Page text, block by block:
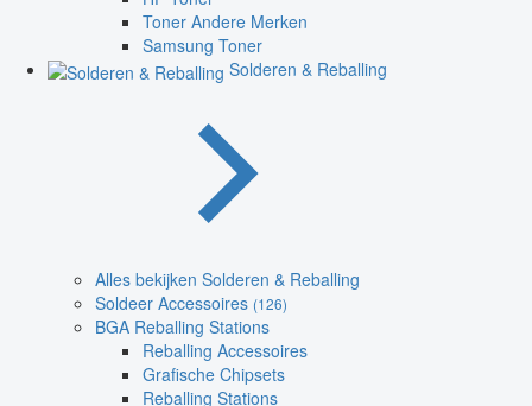
Toner Andere Merken
Samsung Toner
Solderen & Reballing
Alles bekijken Solderen & Reballing
Soldeer Accessoires (126)
BGA Reballing Stations
Reballing Accessoires
Grafische Chipsets
Reballing Stations